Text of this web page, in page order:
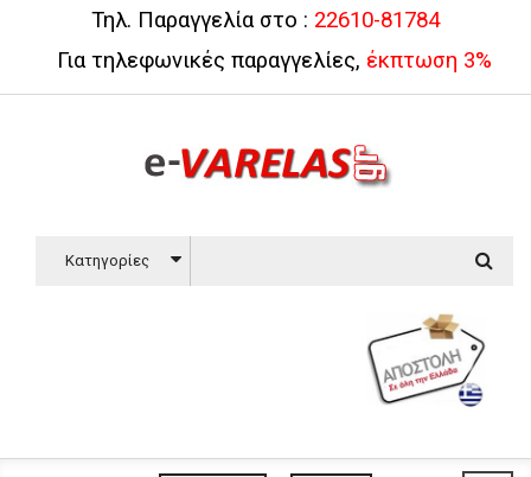
Τηλ. Παραγγελία στο : 22610-81784
Για τηλεφωνικές παραγγελίες, έκπτωση 3%
Κατηγορίες